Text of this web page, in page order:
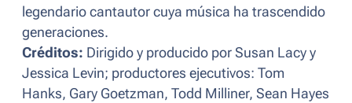
legendario cantautor cuya música ha trascendido
generaciones.
Créditos: Dirigido y producido por Susan Lacy y
Jessica Levin; productores ejecutivos: Tom
Hanks, Gary Goetzman, Todd Milliner, Sean Hayes